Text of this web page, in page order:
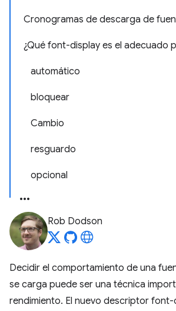
Cronogramas de descarga de
¿Qué font-display es el adecuado
automático
bloquear
Cambio
resguardo
opcional
Rob Dodson
Decidir el comportamiento de una
se carga puede ser una técnica
rendimiento. El nuevo descriptor font-